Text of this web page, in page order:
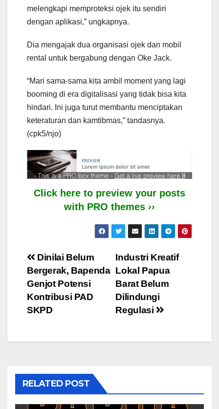
melengkapi memproteksi ojek itu sendiri
dengan aplikasi,” ungkapnya.
Dia mengajak dua organisasi ojek dan mobil
rental untuk bergabung dengan Oke Jack.
“Mari sama-sama kita ambil moment yang lagi
booming di era digitalisasi yang tidak bisa kita
hindari. Ini juga turut membantu menciptakan
keteraturan dan kamtibmas,” tandasnya.
(cpk5/njo)
Click here to preview your posts
with PRO themes ››
Post
navigation
Industri Kreatif
Lokal Papua
Barat Belum
Dilindungi
Regulasi
Dinilai Belum
Bergerak, Bapenda
Genjot Potensi
Kontribusi PAD
SKPD
RELATED POST